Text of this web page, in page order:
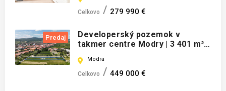
Celkovo 279 990 €
Predaj
Developerský pozemok v
takmer centre Modry | 3 401 m² |
TOP PONUKA
Modra
Celkovo 449 000 €